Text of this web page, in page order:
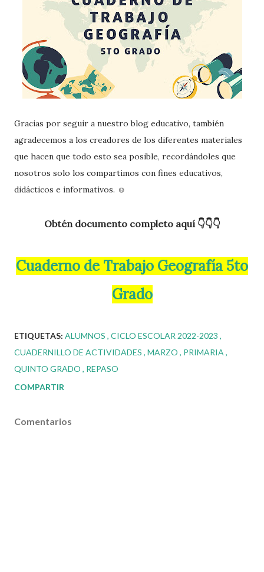
Gracias por seguir a nuestro blog educativo, también
agradecemos a los creadores de los diferentes materiales
que hacen que todo esto sea posible, recordándoles que
nosotros solo los compartimos con fines educativos,
didácticos e informativos. ☺️
Obtén documento completo aquí 👇👇👇
Cuaderno de Trabajo Geografía 5to
Grado
ETIQUETAS: ALUMNOS CICLO ESCOLAR 2022-2023
CUADERNILLO DE ACTIVIDADES MARZO
PRIMARIA
QUINTO GRADO
REPASO
COMPARTIR
Comentarios